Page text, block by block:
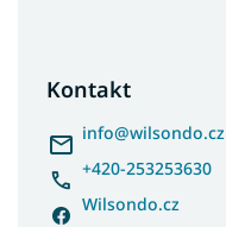
Kontakt
info@wilsondo.cz
+420-253253630
Wilsondo.cz